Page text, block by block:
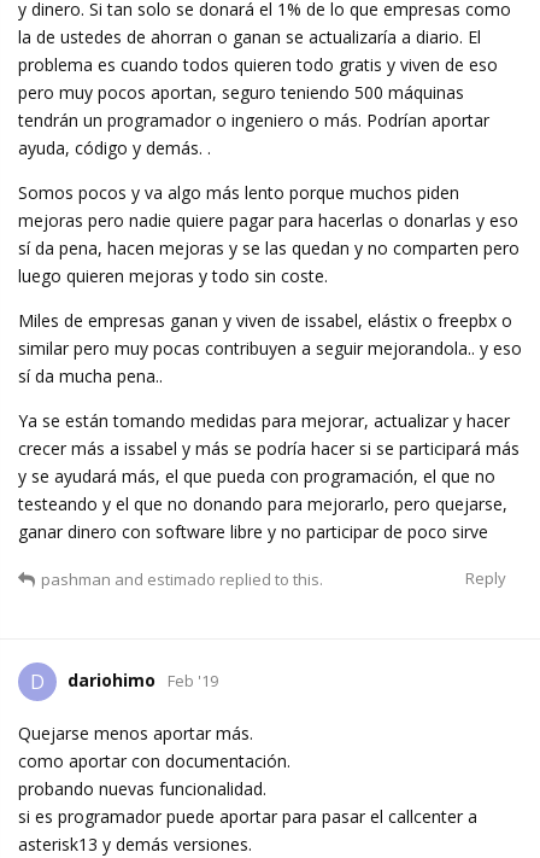
y dinero. Si tan solo se donará el 1% de lo que empresas como
la de ustedes de ahorran o ganan se actualizaría a diario. El
problema es cuando todos quieren todo gratis y viven de eso
pero muy pocos aportan, seguro teniendo 500 máquinas
tendrán un programador o ingeniero o más. Podrían aportar
ayuda, código y demás. .
Somos pocos y va algo más lento porque muchos piden
mejoras pero nadie quiere pagar para hacerlas o donarlas y eso
sí da pena, hacen mejoras y se las quedan y no comparten pero
luego quieren mejoras y todo sin coste.
Miles de empresas ganan y viven de issabel, elástix o freepbx o
similar pero muy pocas contribuyen a seguir mejorandola.. y eso
sí da mucha pena..
Ya se están tomando medidas para mejorar, actualizar y hacer
crecer más a issabel y más se podría hacer si se participará más
y se ayudará más, el que pueda con programación, el que no
testeando y el que no donando para mejorarlo, pero quejarse,
ganar dinero con software libre y no participar de poco sirve
Reply
pashman and estimado replied to this.
D dariohimo Feb '19
Quejarse menos aportar más.
como aportar con documentación.
probando nuevas funcionalidad.
si es programador puede aportar para pasar el callcenter a
asterisk13 y demás versiones.